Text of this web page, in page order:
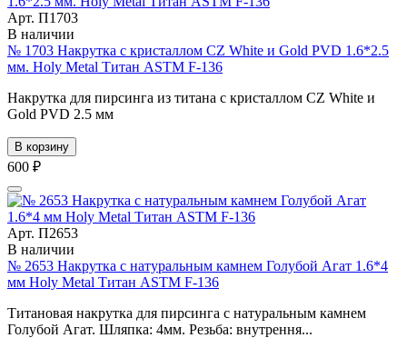
Арт. П1703
В наличии
№ 1703 Накрутка c кристаллом CZ White и Gold PVD 1.6*2.5
мм. Holy Metal Титан ASTM F-136
Накрутка для пирсинга из титана c кристаллом CZ White и
Gold PVD 2.5 мм
В корзину
600 ₽
Арт. П2653
В наличии
№ 2653 Накрутка с натуральным камнем Голубой Агат 1.6*4
мм Holy Metal Титан ASTM F-136
Титановая накрутка для пирсинга с натуральным камнем
Голубой Агат. Шляпка: 4мм. Резьба: внутрення...